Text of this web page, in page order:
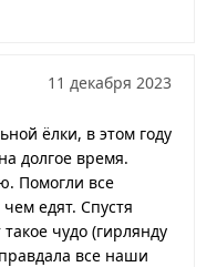
11 декабря 2023
ёлки, в этом году
долгое время.
Помогли все
едят. Спустя
чудо (гирлянду
все наши